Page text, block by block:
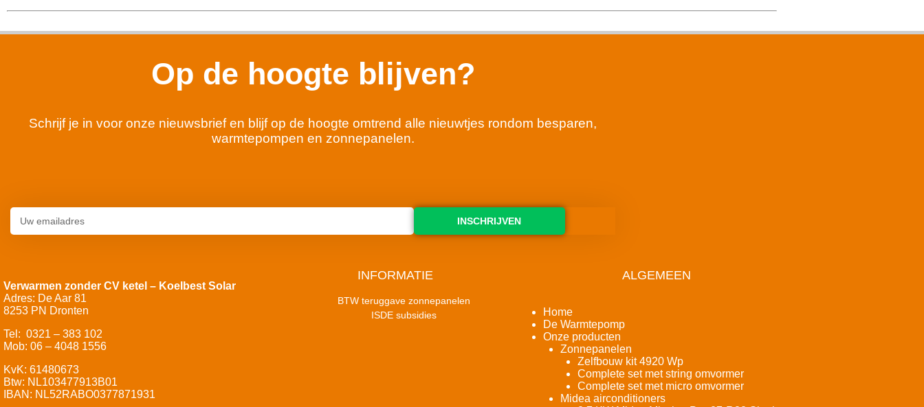
Op de hoogte blijven?
Schrijf je in voor onze nieuwsbrief en blijf op de hoogte omtrend alle nieuwtjes rondom besparen,
warmtepompen en zonnepanelen.
INSCHRIJVEN
Verwarmen zonder CV ketel – Koelbest Solar
Adres: De Aar 81
8253 PN Dronten
Tel: 0321 – 383 102
Mob: 06 – 4048 1556
KvK: 61480673
Btw: NL103477913B01
IBAN: NL52RABO0377871931
INFORMATIE
BTW teruggave zonnepanelen
ISDE subsidies
ALGEMEEN
Home
De Warmtepomp
Onze producten
Zonnepanelen
Zelfbouw kit 4920 Wp
Complete set met string omvormer
Complete set met micro omvormer
Midea airconditioners